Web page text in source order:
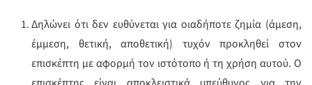
Δηλώνει ότι δεν ευθύνεται για οιαδήποτε ζημία (άμεση,
έμμεση, θετική, αποθετική) τυχόν προκληθεί στον
επισκέπτη με αφορμή τον ιστότοπο ή τη χρήση αυτού. Ο